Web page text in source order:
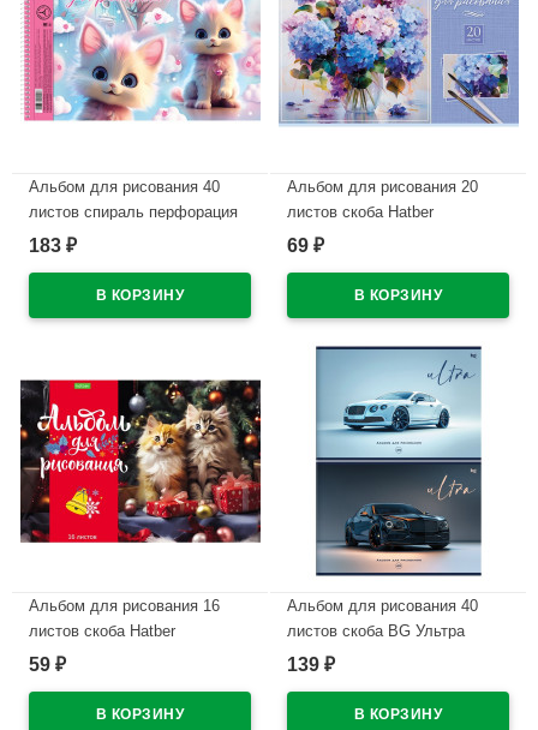
Альбом для рисования 40
листов спираль перфорация
на отрыв Hatber Котики-
ассорти арт.40А4мтлВсп
183 ₽
Альбом для рисования 20
листов скоба Hatber
Искусство букета асс.
69 ₽
Альбом для рисования 16
листов скоба Hatber
Пушистые малыши ассорти
59 ₽
Альбом для рисования 40
листов скоба BG Ультра
выборочный лак ассорти
139 ₽